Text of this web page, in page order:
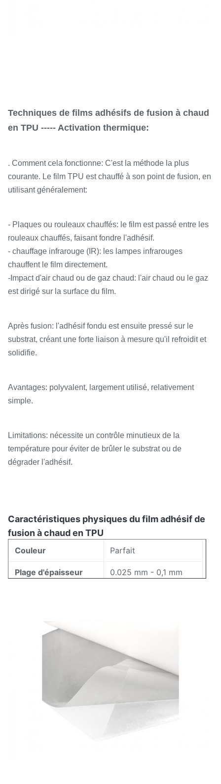
Techniques de films adhésifs de fusion à chaud
en TPU ----- Activation thermique:
. Comment cela fonctionne: C'est la méthode la plus
courante. Le film TPU est chauffé à son point de fusion, en
utilisant généralement:
- Plaques ou rouleaux chauffés: le film est passé entre les
rouleaux chauffés, faisant fondre l'adhésif.
- chauffage infrarouge (IR): les lampes infrarouges
chauffent le film directement.
-Impact d'air chaud ou de gaz chaud: l'air chaud ou le gaz
est dirigé sur la surface du film.
Après fusion: l'adhésif fondu est ensuite pressé sur le
substrat, créant une forte liaison à mesure qu'il refroidit et
solidifie.
Avantages: polyvalent, largement utilisé, relativement
simple.
Limitations: nécessite un contrôle minutieux de la
température pour éviter de brûler le substrat ou de
dégrader l'adhésif.
Caractéristiques physiques du film adhésif de
fusion à chaud en TPU
Couleur Parfait
Plage d'épaisseur 0.025 mm - 0,1 mm
Plage de fusion
8 ± 3 g/10 min
52 ± 2 (côte A)